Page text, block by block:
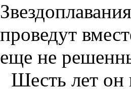
проведут
еще не
Шесть лет